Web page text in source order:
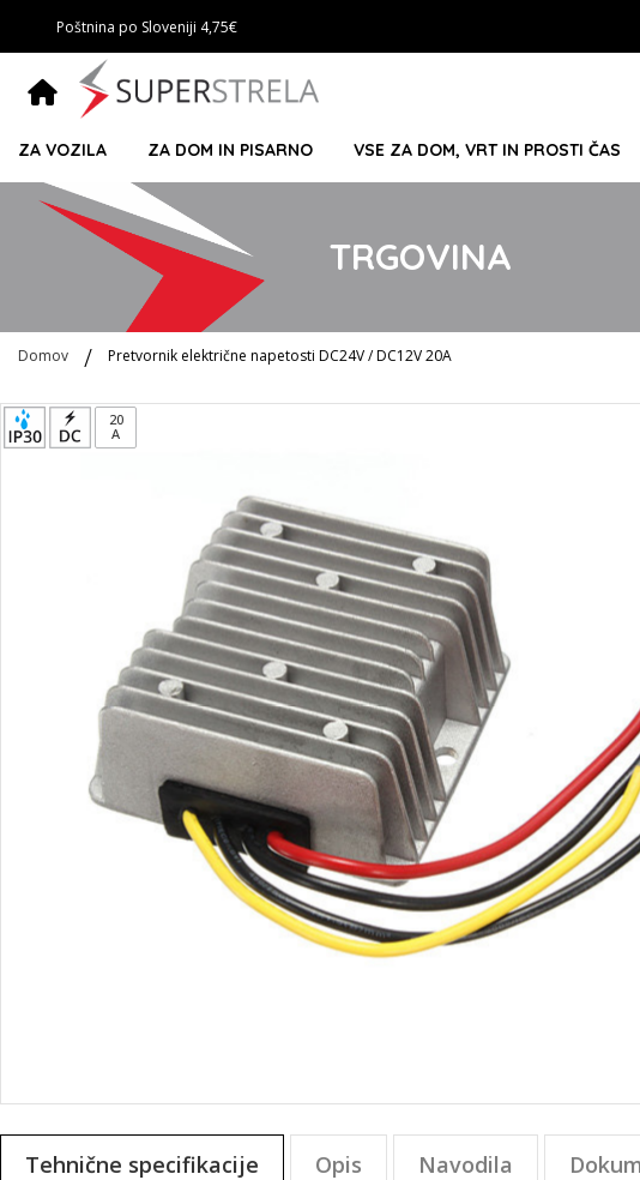
Poštnina po Sloveniji 4,75€
ZA VOZILA ZA DOM IN PISARNO VSE ZA DOM, VRT IN PROSTI ČAS
TRGOVINA
Domov Pretvornik električne napetosti DC24V / DC12V 20A
Preskoči
na
20
A
na
začetekTehnične specifikacije Opis Navodila